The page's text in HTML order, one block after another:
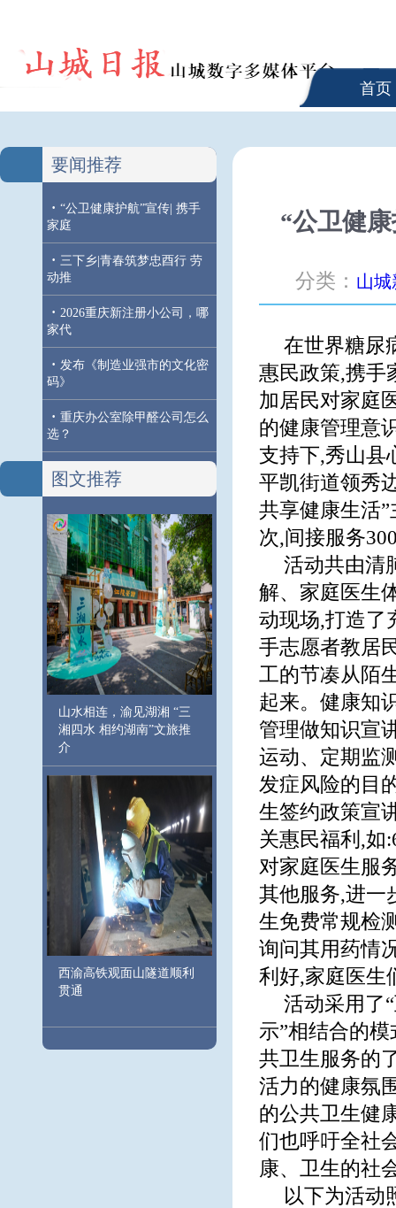
首页
要闻推荐
· “公卫健康护航”宣传| 携手
家庭
· 三下乡|青春筑梦忠酉行 劳
动推
· 2026重庆新注册小公司，哪
家代
· 发布《制造业强市的文化密
码》
· 重庆办公室除甲醛公司怎么
选？
图文推荐
山水相连，渝见湖湘 “三
湘四水 相约湖南”文旅推
介
西渝高铁观面山隧道顺利
贯通
“公卫健
分类： 山城
在世界糖尿
惠民政策,携手
加居民对家庭
的健康管理意
支持下,秀山县
平凯街道领秀
共享健康生活
次,间接服务
活动共由清
解、家庭医生
动现场,打造了
手志愿者教居
工的节凑从陌
起来。健康知
管理做知识宣
运动、定期监
发症风险的目
生签约政策宣
关惠民福利,如
对家庭医生服
其他服务,进一
生免费常规检
询问其用药情
利好,家庭医生
活动采用了
示”相结合的
共卫生服务的
活力的健康氛
的公共卫生健
们也呼吁全社
康、卫生的社
以下为活动